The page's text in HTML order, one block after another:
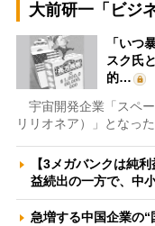
大前研一「ビジ
「いつ
スク氏
的…
宇宙開発企業「スペ
リリオネア）」となっ
【3メガバンクは純
益続出の一方で、中
急増する中国企業の